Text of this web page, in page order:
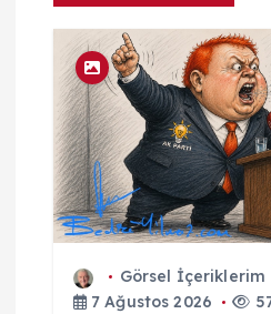
m
Görsel İçeriklerim
7 Ağustos 2026